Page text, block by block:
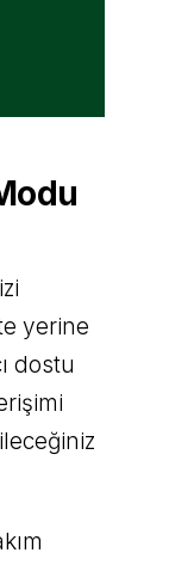
yerine
dostu